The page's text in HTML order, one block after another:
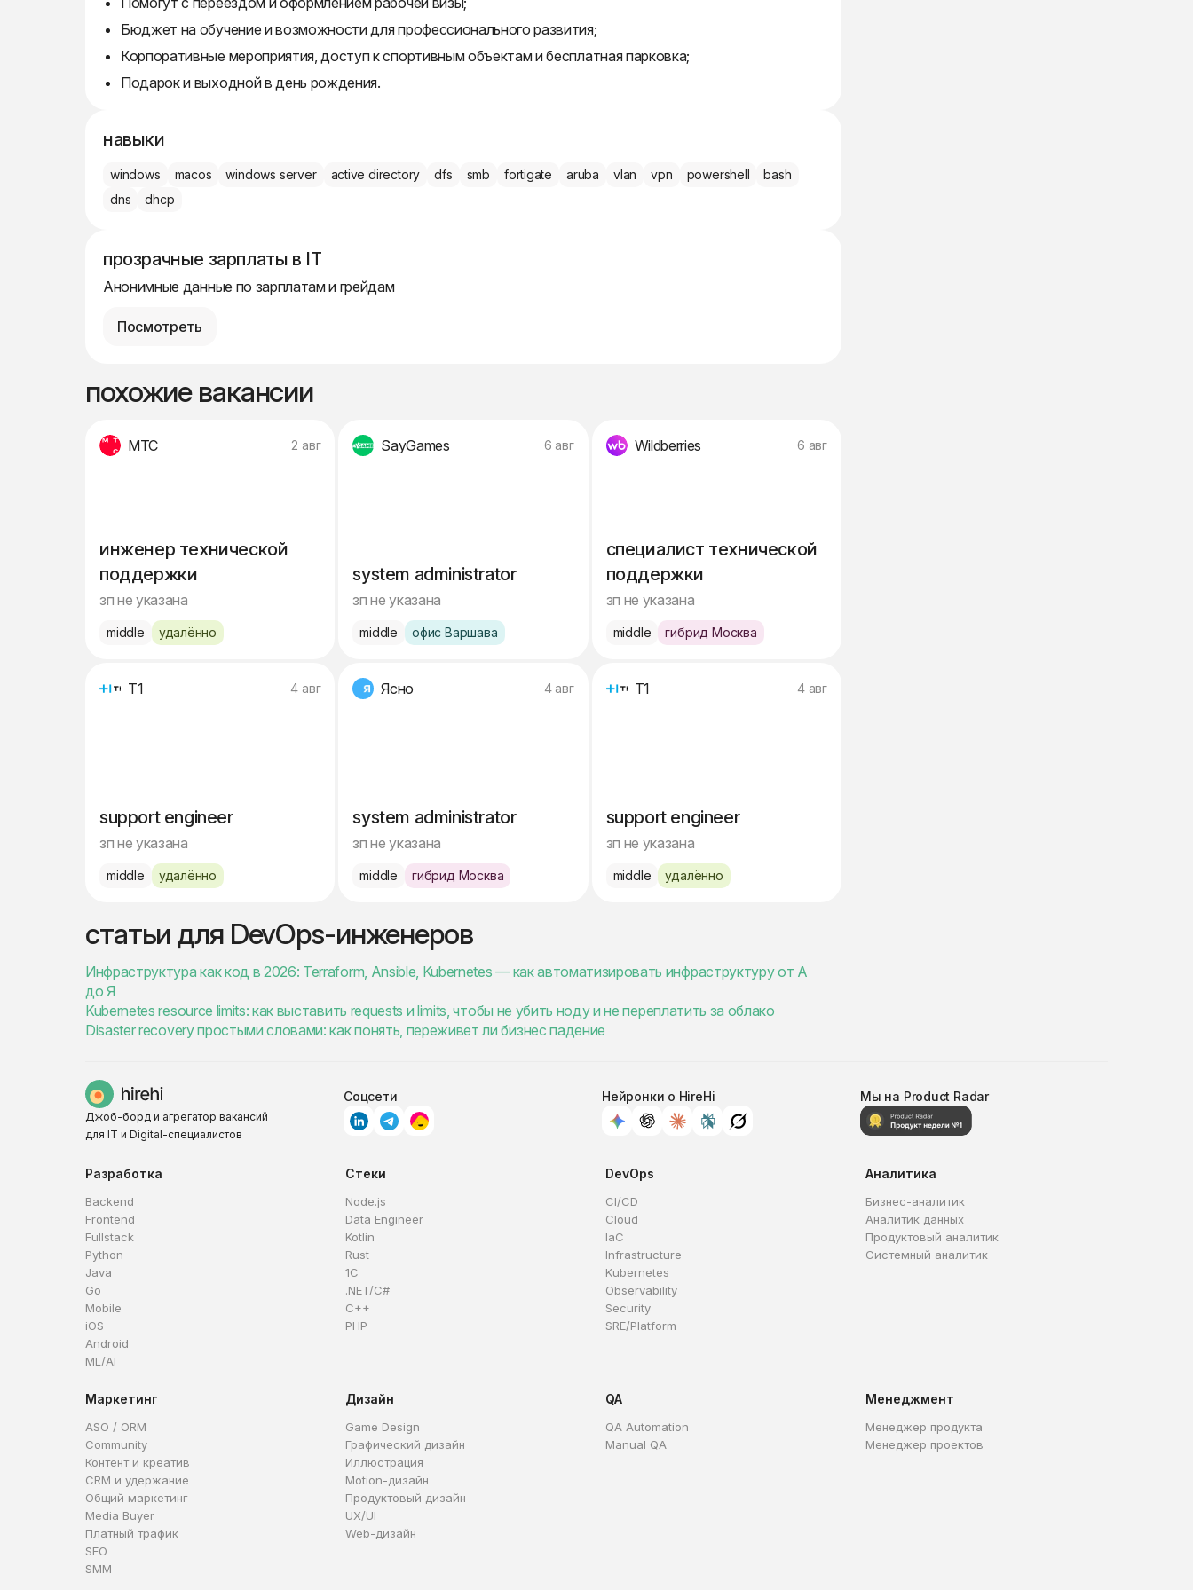
Бюджет на обучение и возможности для профессионального развития;
Корпоративные мероприятия, доступ к спортивным объектам и бесплатная парковка;
Подарок и выходной в день рождения.
навыки
windows macos windows server active directory dfs smb fortigate aruba vlan vpn powershell
bash
dns
dhcp
прозрачные зарплаты в IT
Анонимные данные по зарплатам и грейдам
Посмотреть
похожие вакансии
МТС 2 авг
инженер технической
поддержки
зп не указана
middle удалённо
SayGames 6 авг
system administrator
зп не указана
middle офис Варшава
Wildberries 6 авг
специалист технической
поддержки
зп не указана
middle гибрид Москва
Т1 4 авг
support engineer
зп не указана
middle удалённо
Ясно 4 авг
system administrator
зп не указана
middle гибрид Москва
Т1 4 авг
support engineer
зп не указана
middle удалённо
статьи для DevOps-инженеров
Инфраструктура как код в 2026: Terraform, Ansible, Kubernetes — как автоматизировать инфраструктуру от А
до Я
Kubernetes resource limits: как выставить requests и limits, чтобы не убить ноду и не переплатить за облако
Disaster recovery простыми словами: как понять, переживет ли бизнес падение
Джоб-борд и агрегатор вакансий
для IT и Digital-специалистов
Соцсети Нейронки о HireHi Мы на Product Radar
Разработка
Backend
Frontend
Fullstack
Python
Java
Go
Mobile
iOS
Android
ML/AI
Стеки
Node.js
Data Engineer
Kotlin
Rust
1C
.NET/C#
C++
PHP
DevOps
CI/CD
Cloud
IaC
Infrastructure
Kubernetes
Observability
Security
SRE/Platform
Аналитика
Бизнес-аналитик
Аналитик данных
Продуктовый аналитик
Системный аналитик
Маркетинг
ASO / ORM
Community
Контент и креатив
CRM и удержание
Общий маркетинг
Media Buyer
Платный трафик
SEO
SMM
Дизайн
Game Design
Графический дизайн
Иллюстрация
Motion-дизайн
Продуктовый дизайн
UX/UI
Web-дизайн
QA
QA Automation
Manual QA
Менеджмент
Менеджер продукта
Менеджер проектов